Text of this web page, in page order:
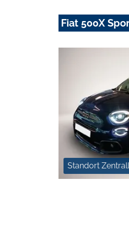
Fiat 500X
Standort